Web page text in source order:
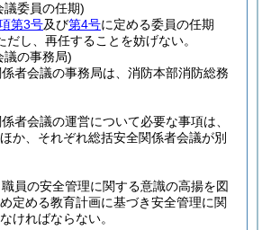
議委員の任期)
第3号及び第4号に定める委員の任期
だし、再任することを妨げない。
議の事務局)
者会議の事務局は、消防本部消防総務
者会議の運営について必要な事項は、
か、それぞれ総括安全関係者会議が別
員の安全管理に関する意識の高揚を図
定める教育計画に基づき安全管理に関
ければならない。